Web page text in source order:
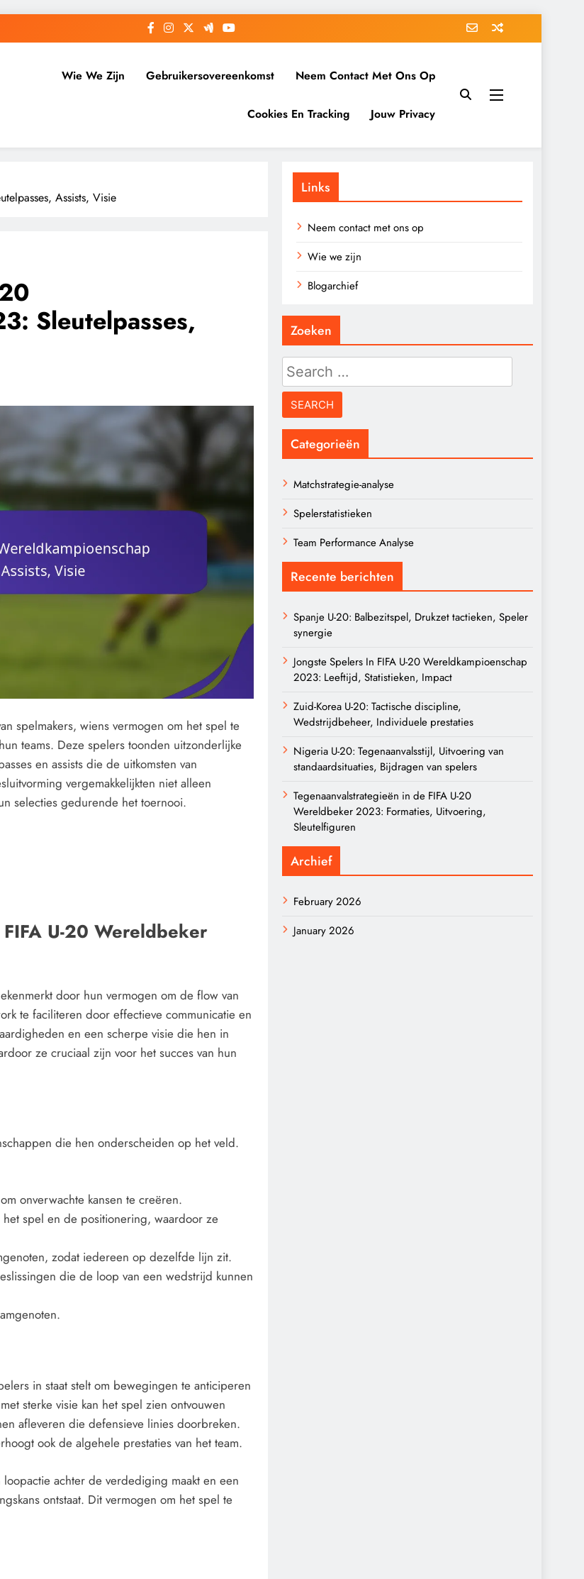
Wie We Zijn Gebruikersovereenkomst Neem Contact Met Ons Op
Cookies En Tracking Jouw Privacy
Assists, Visie
Sleutelpasses,
spelmakers, wiens vermogen om het spel te
teams. Deze spelers toonden uitzonderlijke
en assists die de uitkomsten van
vergemakkelijkten niet alleen
selecties gedurende het toernooi.
U-20 Wereldbeker
door hun vermogen om de flow van
te faciliteren door effectieve communicatie en
en een scherpe visie die hen in
ze cruciaal zijn voor het succes van hun
die hen onderscheiden op het veld.
onverwachte kansen te creëren.
spel en de positionering, waardoor ze
zodat iedereen op dezelfde lijn zit.
die de loop van een wedstrijd kunnen
in staat stelt om bewegingen te anticiperen
sterke visie kan het spel zien ontvouwen
afleveren die defensieve linies doorbreken.
ook de algehele prestaties van het team.
achter de verdediging maakt en een
ontstaat. Dit vermogen om het spel te
Links
Neem contact met ons op
Wie we zijn
Blogarchief
Zoeken
Search
for:
Categorieën
Matchstrategie-analyse
Spelerstatistieken
Team Performance Analyse
Recente berichten
Spanje U-20: Balbezitspel, Drukzet tactieken, Speler
synergie
Jongste Spelers In FIFA U-20 Wereldkampioenschap
2023: Leeftijd, Statistieken, Impact
Zuid-Korea U-20: Tactische discipline,
Wedstrijdbeheer, Individuele prestaties
Nigeria U-20: Tegenaanvalsstijl, Uitvoering van
standaardsituaties, Bijdragen van spelers
Tegenaanvalstrategieën in de FIFA U-20
Wereldbeker 2023: Formaties, Uitvoering,
Sleutelfiguren
Archief
February 2026
January 2026